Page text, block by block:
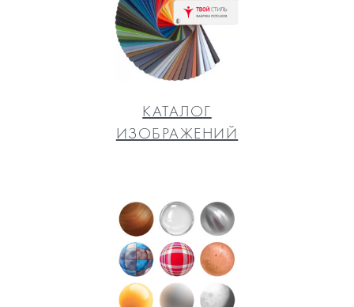
КАТАЛОГ
ИЗОБРАЖЕНИЙ